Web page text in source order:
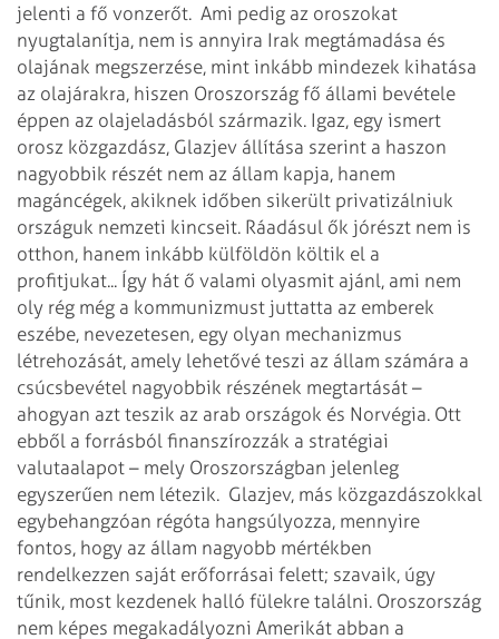
jelenti a fő vonzerőt. Ami pedig az oroszokat
nyugtalanítja, nem is annyira Irak megtámadása és
olajának megszerzése, mint inkább mindezek kihatása
az olajárakra, hiszen Oroszország fő állami bevétele
éppen az olajeladásból származik. Igaz, egy ismert
orosz közgazdász, Glazjev állítása szerint a haszon
nagyobbik részét nem az állam kapja, hanem
magáncégek, akiknek időben sikerült privatizálniuk
országuk nemzeti kincseit. Ráadásul ők jórészt nem is
otthon, hanem inkább külföldön költik el a
profitjukat... Így hát ő valami olyasmit ajánl, ami nem
oly rég még a kommunizmust juttatta az emberek
eszébe, nevezetesen, egy olyan mechanizmus
létrehozását, amely lehetővé teszi az állam számára a
csúcsbevétel nagyobbik részének megtartását –
ahogyan azt teszik az arab országok és Norvégia. Ott
ebből a forrásból finanszírozzák a stratégiai
valutaalapot – mely Oroszországban jelenleg
egyszerűen nem létezik. Glazjev, más közgazdászokkal
egybehangzóan régóta hangsúlyozza, mennyire
fontos, hogy az állam nagyobb mértékben
rendelkezzen saját erőforrásai felett; szavaik, úgy
tűnik, most kezdenek halló fülekre találni. Oroszország
nem képes megakadályozni Amerikát abban a